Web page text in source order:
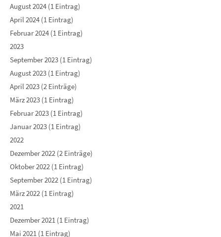
August 2024 (1 Eintrag)
April 2024 (1 Eintrag)
Februar 2024 (1 Eintrag)
2023
September 2023 (1 Eintrag)
August 2023 (1 Eintrag)
April 2023 (2 Einträge)
März 2023 (1 Eintrag)
Februar 2023 (1 Eintrag)
Januar 2023 (1 Eintrag)
2022
Dezember 2022 (2 Einträge)
Oktober 2022 (1 Eintrag)
September 2022 (1 Eintrag)
März 2022 (1 Eintrag)
2021
Dezember 2021 (1 Eintrag)
Mai 2021 (1 Eintrag)